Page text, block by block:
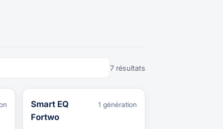
7 résultats
Smart EQ
Fortwo
1 génération